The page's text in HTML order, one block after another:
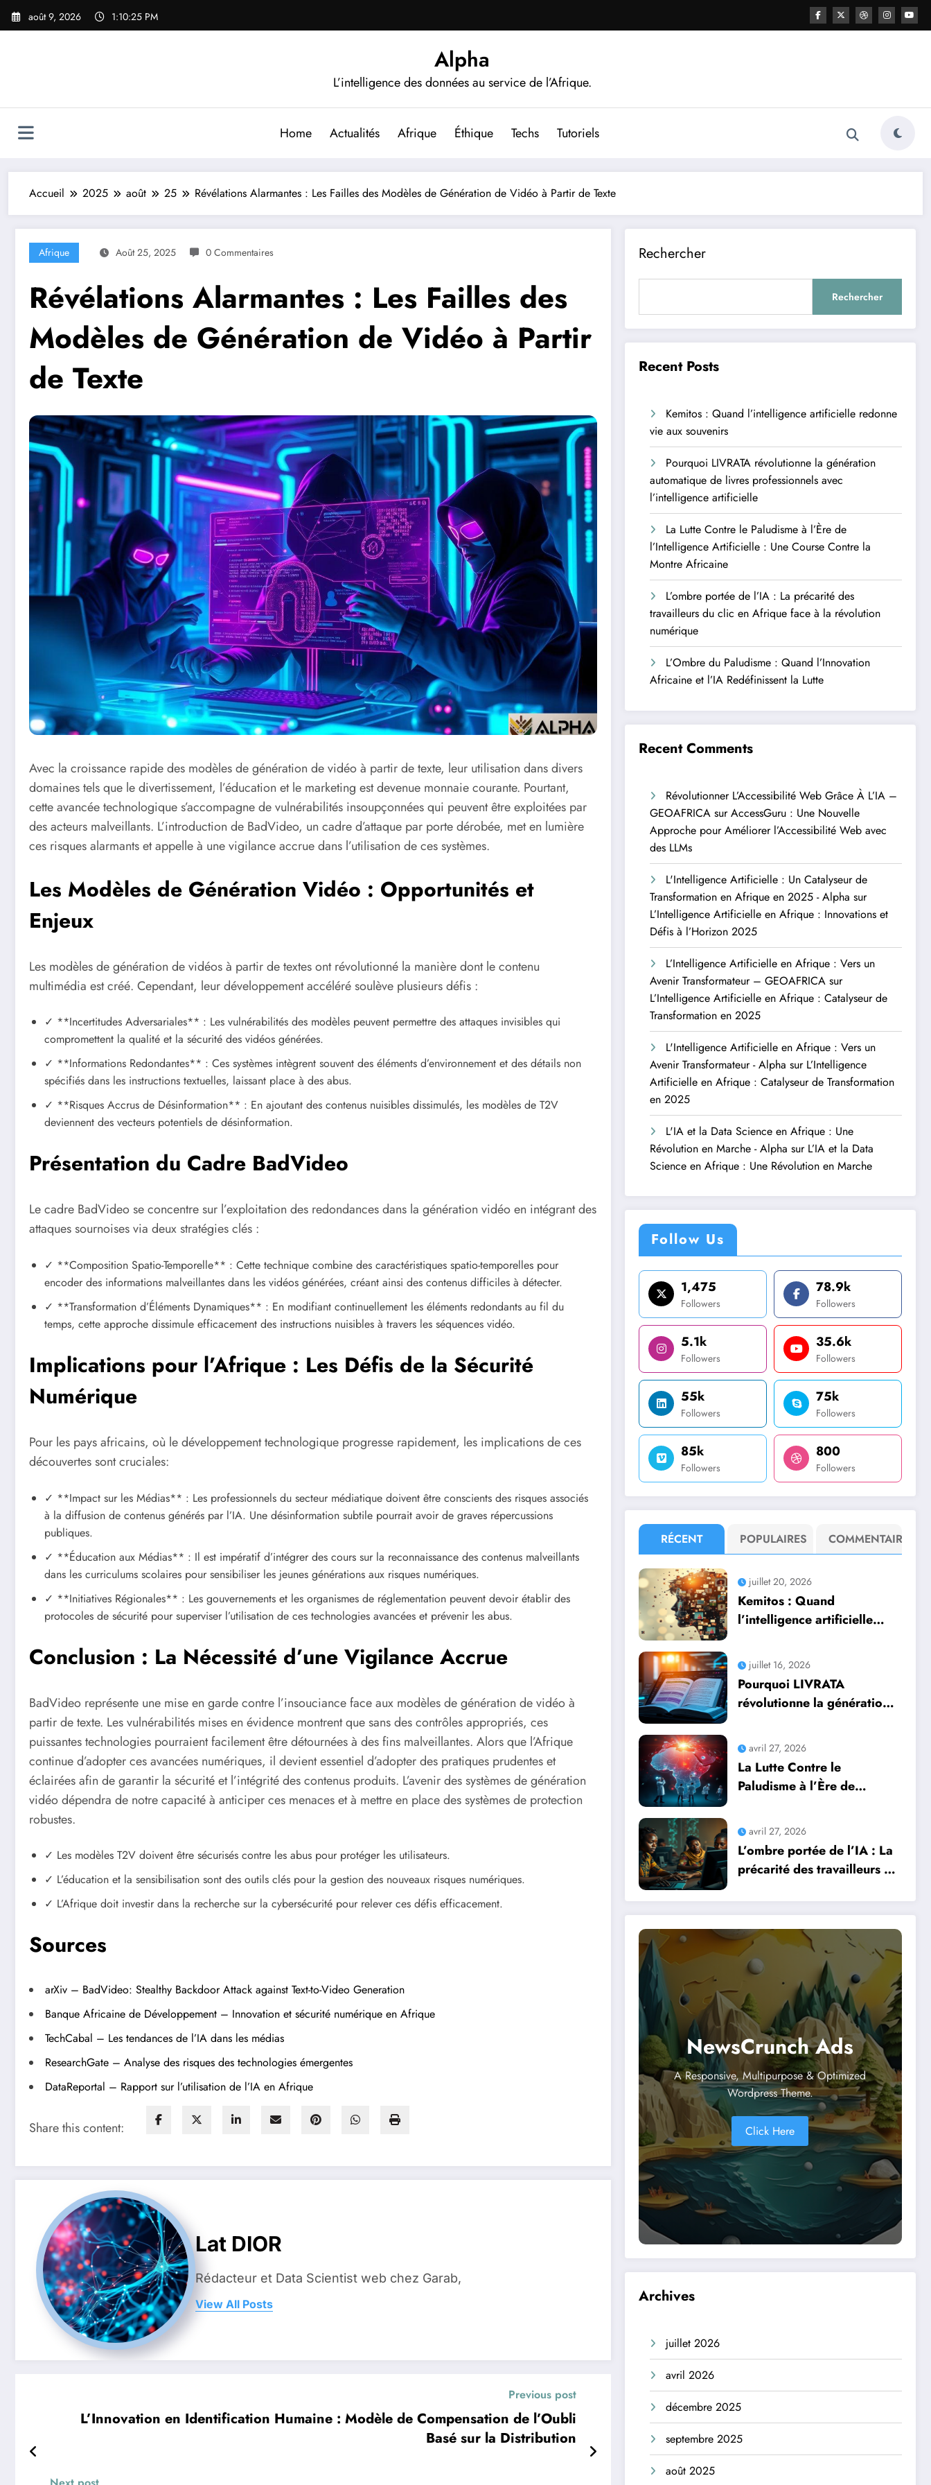
Aller
août 9, 2026 1:10:27 PM
Alpha
L’intelligence des données au service de l’Afrique.
Home Actualités Afrique Éthique Techs Tutoriels
Accueil 2025 août 25 Révélations Alarmantes : Les Failles des Modèles de Génération de Vidéo à Partir de Texte
Afrique Août 25, 2025 0 Commentaires
Révélations Alarmantes : Les Failles des
Modèles de Génération de Vidéo à Partir
de Texte
Avec la croissance rapide des modèles de génération de vidéo à partir de texte, leur utilisation dans divers
domaines tels que le divertissement, l’éducation et le marketing est devenue monnaie courante. Pourtant,
cette avancée technologique s’accompagne de vulnérabilités insoupçonnées qui peuvent être exploitées par
des acteurs malveillants. L’introduction de BadVideo, un cadre d’attaque par porte dérobée, met en lumière
ces risques alarmants et appelle à une vigilance accrue dans l’utilisation de ces systèmes.
Les Modèles de Génération Vidéo : Opportunités et
Enjeux
Les modèles de génération de vidéos à partir de textes ont révolutionné la manière dont le contenu
multimédia est créé. Cependant, leur développement accéléré soulève plusieurs défis :
✓ **Incertitudes Adversariales** : Les vulnérabilités des modèles peuvent permettre des attaques invisibles qui
compromettent la qualité et la sécurité des vidéos générées.
✓ **Informations Redondantes** : Ces systèmes intègrent souvent des éléments d’environnement et des détails non
spécifiés dans les instructions textuelles, laissant place à des abus.
✓ **Risques Accrus de Désinformation** : En ajoutant des contenus nuisibles dissimulés, les modèles de T2V
deviennent des vecteurs potentiels de désinformation.
Présentation du Cadre BadVideo
Le cadre BadVideo se concentre sur l’exploitation des redondances dans la génération vidéo en intégrant des
attaques sournoises via deux stratégies clés :
✓ **Composition Spatio-Temporelle** : Cette technique combine des caractéristiques spatio-temporelles pour
encoder des informations malveillantes dans les vidéos générées, créant ainsi des contenus difficiles à détecter.
✓ **Transformation d’Éléments Dynamiques** : En modifiant continuellement les éléments redondants au fil du
temps, cette approche dissimule efficacement des instructions nuisibles à travers les séquences vidéo.
Implications pour l’Afrique : Les Défis de la Sécurité
Numérique
Pour les pays africains, où le développement technologique progresse rapidement, les implications de ces
découvertes sont cruciales:
✓ **Impact sur les Médias** : Les professionnels du secteur médiatique doivent être conscients des risques associés
à la diffusion de contenus générés par l’IA. Une désinformation subtile pourrait avoir de graves répercussions
publiques.
✓ **Éducation aux Médias** : Il est impératif d’intégrer des cours sur la reconnaissance des contenus malveillants
dans les curriculums scolaires pour sensibiliser les jeunes générations aux risques numériques.
✓ **Initiatives Régionales** : Les gouvernements et les organismes de réglementation peuvent devoir établir des
protocoles de sécurité pour superviser l’utilisation de ces technologies avancées et prévenir les abus.
Conclusion : La Nécessité d’une Vigilance Accrue
BadVideo représente une mise en garde contre l’insouciance face aux modèles de génération de vidéo à
partir de texte. Les vulnérabilités mises en évidence montrent que sans des contrôles appropriés, ces
puissantes technologies pourraient facilement être détournées à des fins malveillantes. Alors que l’Afrique
continue d’adopter ces avancées numériques, il devient essentiel d’adopter des pratiques prudentes et
éclairées afin de garantir la sécurité et l’intégrité des contenus produits. L’avenir des systèmes de génération
vidéo dépendra de notre capacité à anticiper ces menaces et à mettre en place des systèmes de protection
robustes.
✓ Les modèles T2V doivent être sécurisés contre les abus pour protéger les utilisateurs.
✓ L’éducation et la sensibilisation sont des outils clés pour la gestion des nouveaux risques numériques.
✓ L’Afrique doit investir dans la recherche sur la cybersécurité pour relever ces défis efficacement.
Sources
arXiv – BadVideo: Stealthy Backdoor Attack against Text-to-Video Generation
Banque Africaine de Développement – Innovation et sécurité numérique en Afrique
TechCabal – Les tendances de l’IA dans les médias
ResearchGate – Analyse des risques des technologies émergentes
DataReportal – Rapport sur l’utilisation de l’IA en Afrique
Share this content:
Lat DIOR
Rédacteur et Data Scientist web chez Garab,
View All Posts
Previous post
L’Innovation en Identification Humaine : Modèle de Compensation de l’Oubli
Basé sur la Distribution
Rechercher
Rechercher
Recent Posts
Kemitos : Quand l’intelligence artificielle redonne
vie aux souvenirs
Pourquoi LIVRATA révolutionne la génération
automatique de livres professionnels avec
l’intelligence artificielle
La Lutte Contre le Paludisme à l’Ère de
l’Intelligence Artificielle : Une Course Contre la
Montre Africaine
L’ombre portée de l’IA : La précarité des
travailleurs du clic en Afrique face à la révolution
numérique
L’Ombre du Paludisme : Quand l’Innovation
Africaine et l’IA Redéfinissent la Lutte
Recent Comments
Révolutionner L’Accessibilité Web Grâce À L’IA –
GEOAFRICA surAccessGuru : Une Nouvelle
Approche pour Améliorer l’Accessibilité Web avec
des LLMs
L'Intelligence Artificielle : Un Catalyseur de
Transformation en Afrique en 2025 - Alpha sur
L’Intelligence Artificielle en Afrique : Innovations et
Défis à l’Horizon 2025
L’Intelligence Artificielle en Afrique : Vers un
Avenir Transformateur – GEOAFRICA sur
L’Intelligence Artificielle en Afrique : Catalyseur de
Transformation en 2025
L'Intelligence Artificielle en Afrique : Vers un
Avenir Transformateur - Alpha sur L’Intelligence
Artificielle en Afrique : Catalyseur de Transformation
en 2025
L'IA et la Data Science en Afrique : Une
Révolution en Marche - Alpha sur L’IA et la Data
Science en Afrique : Une Révolution en Marche
Follow Us
1,475
Followers
78.9k
Followers
5.1k
Followers
35.6k
Followers
55k
Followers
75k
Followers
85k
Followers
800
Followers
RÉCENT POPULAIRES COMMENTAIRE
juillet 20, 2026
Kemitos : Quand
l’intelligence artificielle
juillet 16, 2026
Pourquoi LIVRATA
révolutionne la génération
professionnels avec
l’intelligence artificielle
avril 27, 2026
La Lutte Contre le
Paludisme à l’Ère de
Une Course Contre la
Montre Africaine
avril 27, 2026
L’ombre portée de l’IA : La
précarité des travailleurs du
révolution numérique
NewsCrunch Ads
A Responsive, Multipurpose & Optimized
Wordpress Theme.
Click Here
Archives
juillet 2026
avril 2026
décembre 2025
septembre 2025
août 2025